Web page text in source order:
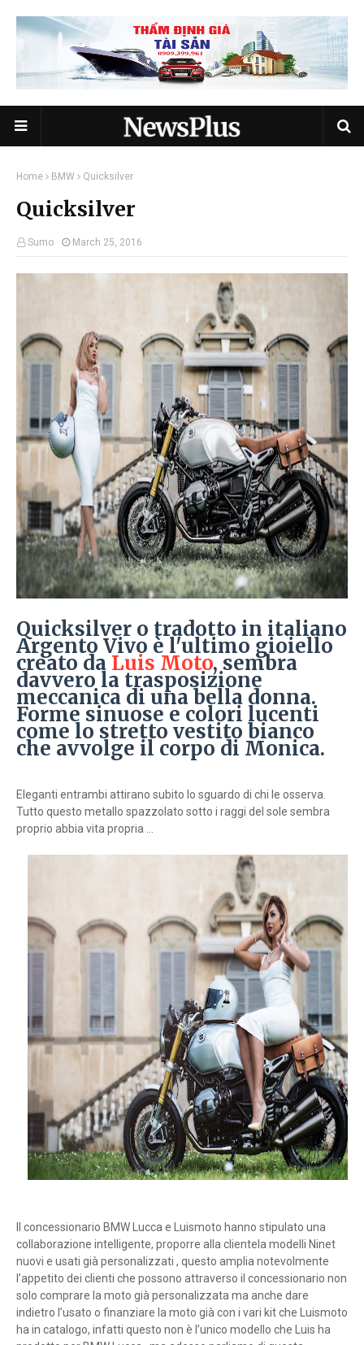
Home BMW Quicksilver
Quicksilver
Sumo March 25, 2016
Quicksilver o tradotto in italiano
Argento Vivo è l'ultimo gioiello
creato da Luis Moto, sembra
davvero la trasposizione
meccanica di una bella donna.
Forme sinuose e colori lucenti
come lo stretto vestito bianco
che avvolge il corpo di Monica.
Eleganti entrambi attirano subito lo sguardo di chi le osserva.
Tutto questo metallo spazzolato sotto i raggi del sole sembra
proprio abbia vita propria ...
Il concessionario BMW Lucca e Luismoto hanno stipulato una
collaborazione intelligente, proporre alla clientela modelli Ninet
nuovi e usati già personalizzati , questo amplia notevolmente
l’appetito dei clienti che possono attraverso il concessionario non
solo comprare la moto già personalizzata ma anche dare
indietro l’usato o finanziare la moto già con i vari kit che Luismoto
ha in catalogo, infatti questo non è l’unico modello che Luis ha